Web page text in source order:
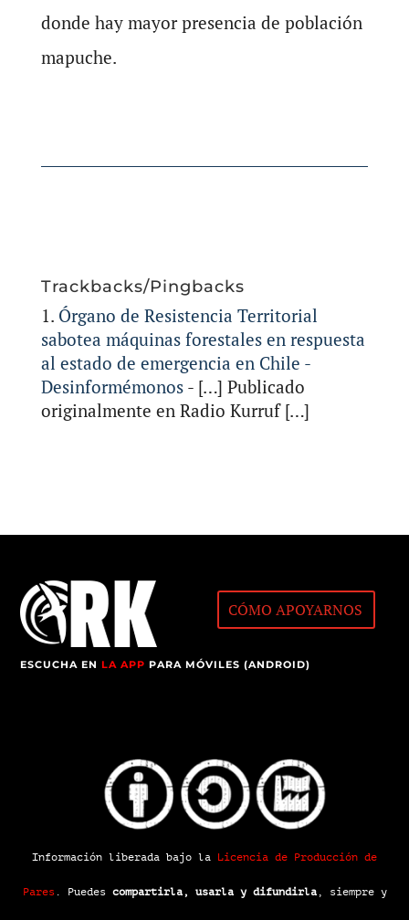
donde hay mayor presencia de población
mapuche.
Trackbacks/Pingbacks
Órgano de Resistencia Territorial
sabotea máquinas forestales en respuesta
al estado de emergencia en Chile -
Desinformémonos- […] Publicado
originalmente en Radio Kurruf […]
CÓMO APOYARNOS
ESCUCHA ENLA APP PARA MÓVILES (ANDROID)
Información liberada bajo la Licencia de Producción de
Pares. Puedes compartirla, usarla y difundirla, siempre y